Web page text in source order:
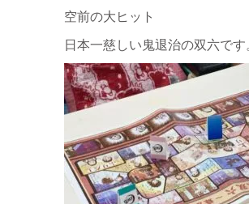
空前の大ヒット
日本一慈しい鬼退治の双六です